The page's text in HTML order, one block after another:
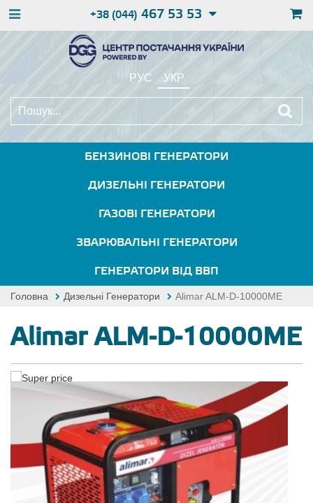
+38 (044) 467 53 53
РУС УКР
БЕНЗИНОВІ ГЕНЕРАТОРИ
ДИЗЕЛЬНІ ГЕНЕРАТОРИ
ГАЗОВІ ГЕНЕРАТОРИ
ЗВАРЮВАЛЬНІ ГЕНЕРАТОРИ
ГЕНЕРАТОРИ ВІД ВВП
Головна Дизельні Генератори Alimar ALM-D-10000ME
Alimar ALM-D-10000ME